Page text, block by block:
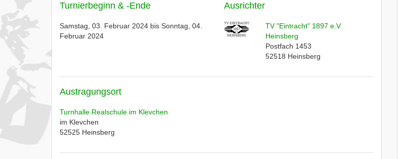
Turnierbeginn & -Ende
Samstag, 03. Februar 2024 bis Sonntag, 04.
Februar 2024
Ausrichter
TV "Eintracht" 1897 e.V.
Heinsberg
Postfach 1453
52518 Heinsberg
Austragungsort
Turnhalle Realschule im Klevchen
im Klevchen
52525 Heinsberg